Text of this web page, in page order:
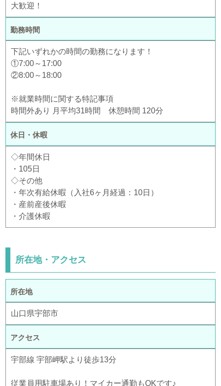
大歓迎！
勤務時間
下記いずれかの時間の勤務になります！
①7:00～17:00
②8:00～18:00
※就業時間に関する特記事項
時間外あり 月平均31時間 休憩時間 120分
休日・休暇
◇年間休日
・105日
◇その他
・年次有給休暇（入社6ヶ月経過：10日）
・産前産後休暇
・介護休暇
所在地・アクセス
所在地
山口県宇部市
アクセス
宇部線 宇部岬駅より徒歩13分
従業員用駐車場あり！マイカー通勤もOKです♪